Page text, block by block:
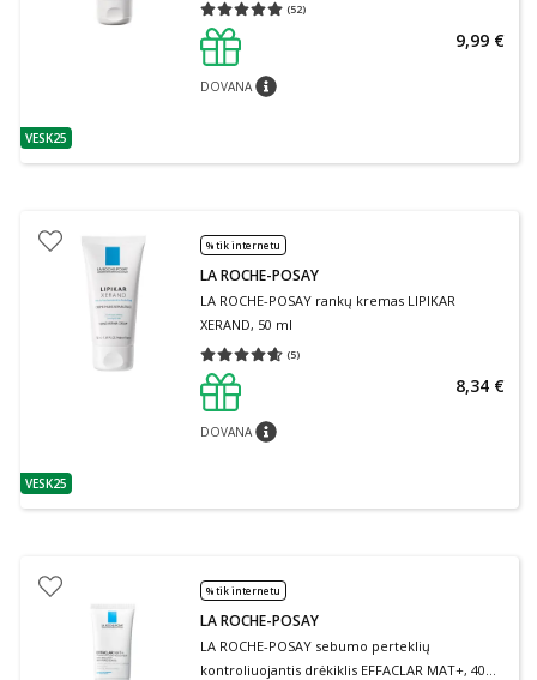
patarimas
VESK25
(52)
Vidutinis įvertinimas 5.00
DOVANApatarimas
9,99 €
patarimas
VESK25
% tik internetu
LA ROCHE-POSAY
LA ROCHE-POSAY rankų kremas LIPIKAR
XERAND, 50 ml
(5)
Vidutinis įvertinimas 4.60
DOVANApatarimas
8,34 €
% tik internetu
LA ROCHE-POSAY
LA ROCHE-POSAY sebumo perteklių
kontroliuojantis drėkiklis EFFACLAR MAT+, 40